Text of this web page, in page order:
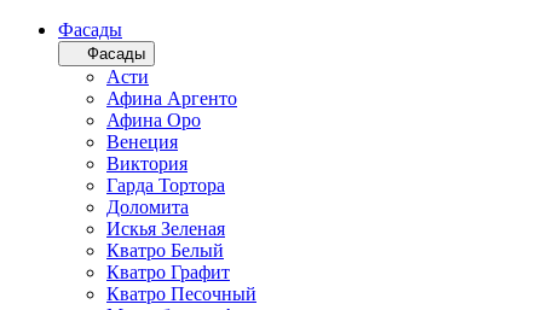
Фасады
Фасады
Асти
Афина Аргенто
Афина Оро
Венеция
Виктория
Гарда Тортора
Доломита
Искья Зеленая
Кватро Белый
Кватро Графит
Кватро Песочный